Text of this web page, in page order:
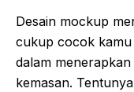
Desain mockup
cukup cocok kamu
dalam
kemasan.